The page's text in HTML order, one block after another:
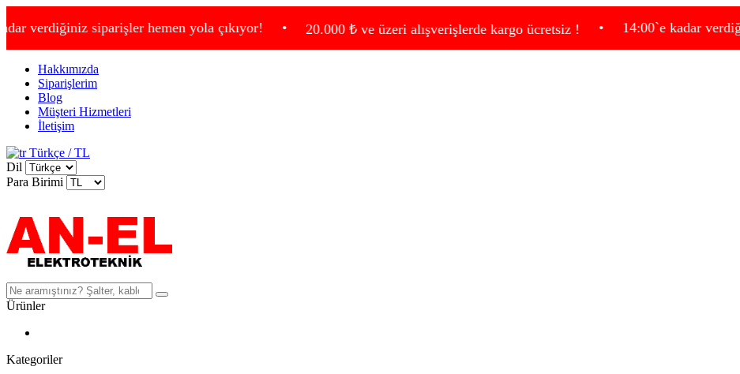
siparişler hemen yola çıkıyor! • 20.000 ₺ ve üzeri alışverişlerde kargo ücretsiz ! • 14:00`e kadar verdiğiniz
Hakkımızda
Siparişlerim
Blog
Müşteri Hizmetleri
İletişim
Türkçe / TL
Dil
Para Birimi
Ürünler
Kategoriler